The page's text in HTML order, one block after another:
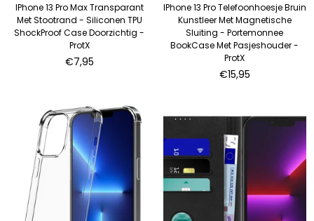
IPhone 13 Pro Max Transparant
Met Stootrand - Siliconen TPU
ShockProof Case Doorzichtig -
ProtX
Normale
€7,95
IPhone 13 Pro Telefoonhoesje Bruin
Kunstleer Met Magnetische
Sluiting - Portemonnee
BookCase Met Pasjeshouder -
ProtX
Normale
€15,95